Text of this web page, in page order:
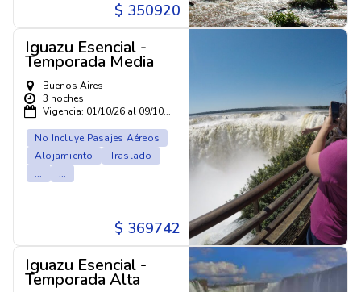
$ 350920
Iguazu Esencial -
Temporada Media
Buenos Aires
3 noches
Vigencia: 01/10/26 al 09/10...
No Incluye Pasajes Aéreos
Alojamiento
Traslado
...
...
$ 369742
Iguazu Esencial -
Temporada Alta